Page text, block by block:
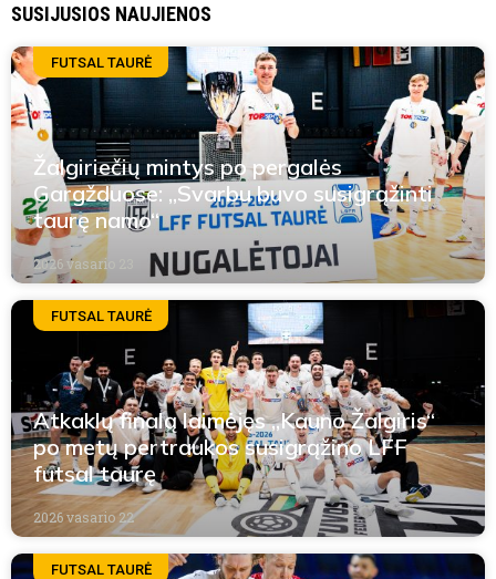
SUSIJUSIOS NAUJIENOS
FUTSAL TAURĖ
Žalgiriečių mintys po pergalės
Gargžduose: „Svarbu buvo susigrąžinti
taurę namo“
2026 vasario 23
FUTSAL TAURĖ
Atkaklų finalą laimėjęs „Kauno Žalgiris“
po metų pertraukos susigrąžino LFF
futsal taurę
2026 vasario 22
FUTSAL TAURĖ